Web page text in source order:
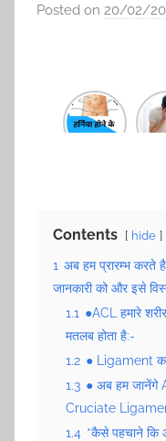
Posted on 20/02/
हर्निया होने
के क्या
हमें
Contents hide
1 अब हम प्रारम्भ
जानकारी को और इसे
1.1 ●ACL हमारे
मतलब होता है:-
1.2 ● Ligament का
1.3 ● अब हम जानेंगे
Cruciate
1.4 *कैसे पहचाने कि